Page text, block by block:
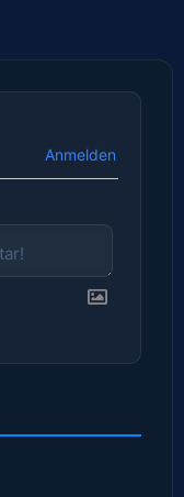
Anmelden